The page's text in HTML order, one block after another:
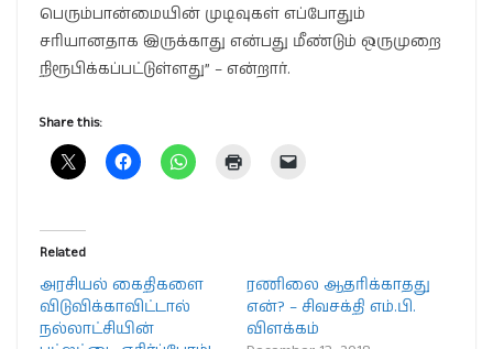
பெரும்பான்மையின் முடிவுகள் எப்போதும்
சரியானதாக இருக்காது என்பது மீண்டும் ஒருமுறை
நிரூபிக்கப்பட்டுள்ளது” – என்றார்.
Share this:
Related
அரசியல் கைதிகளை
விடுவிக்காவிட்டால்
நல்லாட்சியின்
ரணிலை ஆதரிக்காதது
என்? – சிவசக்தி எம்.பி.
விளக்கம்